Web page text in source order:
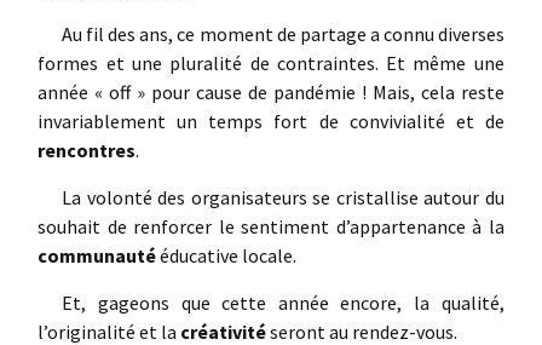
Au fil des ans, ce moment de partage a connu diverses
formes et une pluralité de contraintes. Et même une
année « off » pour cause de pandémie ! Mais, cela reste
invariablement un temps fort de convivialité et de
rencontres.
La volonté des organisateurs se cristallise autour du
souhait de renforcer le sentiment d’appartenance à la
communautééducative locale.
Et, gageons que cette année encore, la qualité,
l’originalité et la créativitéseront au rendez-vous.